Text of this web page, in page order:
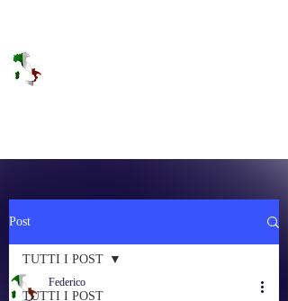
Post
TUTTI I POST
TUTTI I POST
Federico